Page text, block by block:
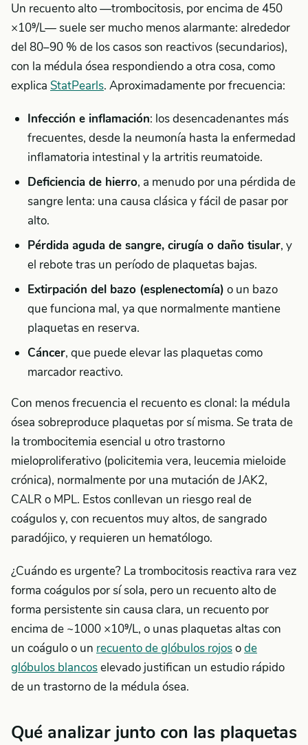
Un recuento alto —trombocitosis, por encima de 450
×10⁹/L— suele ser mucho menos alarmante: alrededor
del 80–90 % de los casos son reactivos (secundarios),
con la médula ósea respondiendo a otra cosa, como
explica StatPearls. Aproximadamente por frecuencia:
Infección e inflamación: los desencadenantes más
frecuentes, desde la neumonía hasta la enfermedad
inflamatoria intestinal y la artritis reumatoide.
Deficiencia de hierro, a menudo por una pérdida de
sangre lenta: una causa clásica y fácil de pasar por
alto.
Pérdida aguda de sangre, cirugía o daño tisular, y
el rebote tras un período de plaquetas bajas.
Extirpación del bazo (esplenectomía) o un bazo
que funciona mal, ya que normalmente mantiene
plaquetas en reserva.
Cáncer, que puede elevar las plaquetas como
marcador reactivo.
Con menos frecuencia el recuento es clonal: la médula
ósea sobreproduce plaquetas por sí misma. Se trata de
la trombocitemia esencial u otro trastorno
mieloproliferativo (policitemia vera, leucemia mieloide
crónica), normalmente por una mutación de JAK2,
CALR o MPL. Estos conllevan un riesgo real de
coágulos y, con recuentos muy altos, de sangrado
paradójico, y requieren un hematólogo.
¿Cuándo es urgente? La trombocitosis reactiva rara vez
forma coágulos por sí sola, pero un recuento alto de
forma persistente sin causa clara, un recuento por
encima de ~1000 ×10⁹/L, o unas plaquetas altas con
un coágulo o un recuento de glóbulos rojosode
glóbulos blancoselevado justifican un estudio rápido
de un trastorno de la médula ósea.
Qué analizar junto con las plaquetas